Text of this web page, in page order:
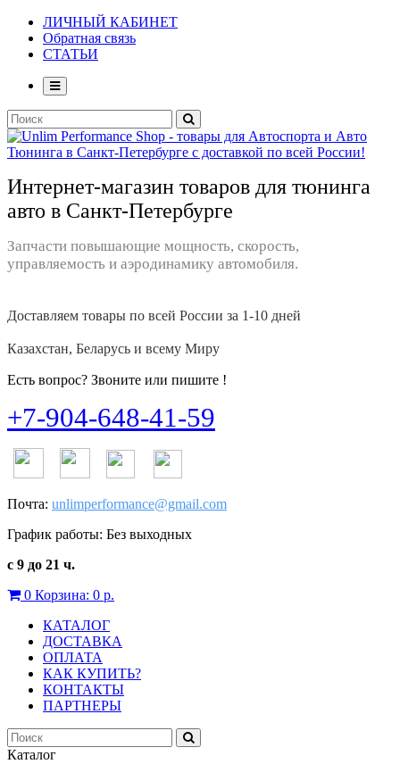
ЛИЧНЫЙ КАБИНЕТ
Обратная связь
СТАТЬИ
Интернет-магазин товаров для тюнинга
авто в Санкт-Петербурге
Запчасти повышающие мощность, скорость,
управляемость и аэродинамику автомобиля.
Доставляем товары по всей России за 1-10 дней
Казахстан, Беларусь и всему Миру
Есть вопрос? Звоните или пишите !
+7-904-648-41-59
Почта: unlimperformance@gmail.com
График работы: Без выходных
с 9 до 21 ч.
0 Корзина: 0 р.
КАТАЛОГ
ДОСТАВКА
ОПЛАТА
КАК КУПИТЬ?
КОНТАКТЫ
ПАРТНЕРЫ
Каталог